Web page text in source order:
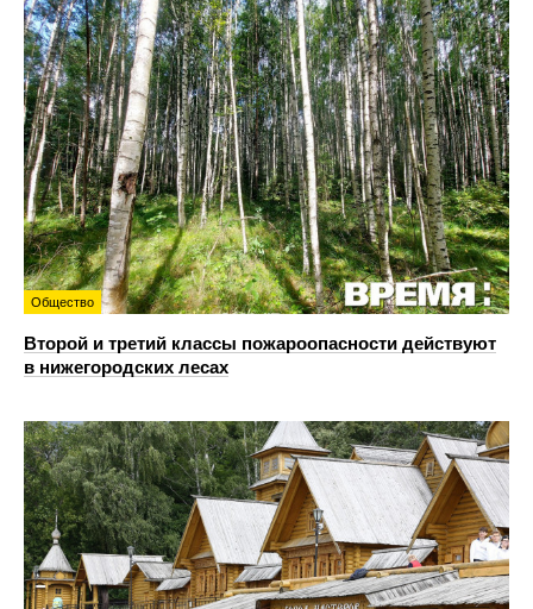
Общество
Второй и третий классы пожароопасности действуют
в нижегородских лесах